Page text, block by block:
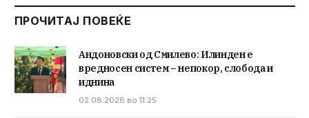
ПРОЧИТАЈ ПОВЕЌЕ
Андоновски од Смилево: Илинден е
вредносен систем – непокор, слобода и
иднина
02.08.2026 во 11:25